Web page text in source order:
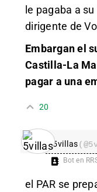
le pagaba a
dirigente de
Embargan el
Castilla-La
pagar a una
20
5villas
Bot en
el PAR se